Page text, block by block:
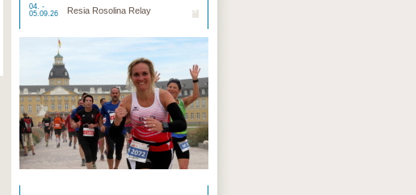
04. -
05.09.26
Resia Rosolina Relay